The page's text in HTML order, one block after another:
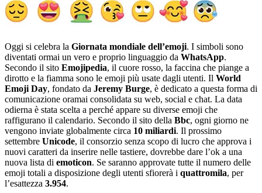
Oggi si celebra la Giornata mondiale dell’emoji. I simboli sono
diventati ormai un vero e proprio linguaggio da WhatsApp.
Secondo il sito Emojipedia, il cuore rosso, la faccina che piange a
dirotto e la fiamma sono le emoji più usate dagli utenti. Il World
Emoji Day, fondato da Jeremy Burge, è dedicato a questa forma di
comunicazione oramai consolidata su web, social e chat. La data
odierna è stata scelta a perché appare su diverse emoji che
raffigurano il calendario. Secondo il sito della Bbc, ogni giorno ne
vengono inviate globalmente circa 10 miliardi. Il prossimo
settembre Unicode, il consorzio senza scopo di lucro che approva i
nuovi caratteri da inserire nelle tastiere, dovrebbe dare l’ok a una
nuova lista di emoticon. Se saranno approvate tutte il numero delle
emoji totali a disposizione degli utenti sfiorerà i quattromila, per
l’esattezza 3.954.